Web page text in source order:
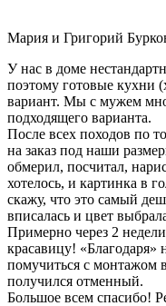
Мария и Григорий
У нас в доме
поэтому готовые кухни
вариант. Мы с мужем
подходящего варианта.
После всех походов по
на заказ под наши
обмерил, посчитал,
хотелось, и картинка в
скажу, что это самый
вписалась и цвет
Примерно через 2
красавицу!
помучиться с монтажом
получился отменный.
Большое всем спасибо!